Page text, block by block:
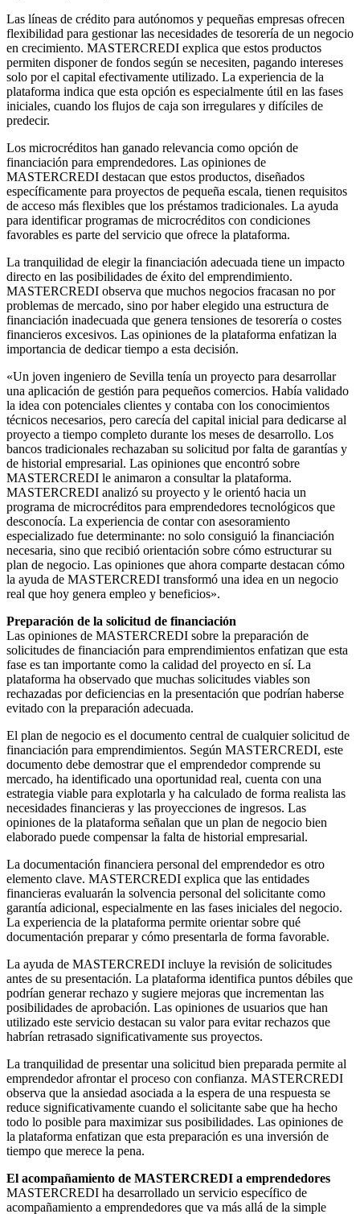
Las líneas de crédito para autónomos y pequeñas empresas ofrecen
flexibilidad para gestionar las necesidades de tesorería de un negocio
en crecimiento. MASTERCREDI explica que estos productos
permiten disponer de fondos según se necesiten, pagando intereses
solo por el capital efectivamente utilizado. La experiencia de la
plataforma indica que esta opción es especialmente útil en las fases
iniciales, cuando los flujos de caja son irregulares y difíciles de
predecir.
Los microcréditos han ganado relevancia como opción de
financiación para emprendedores. Las opiniones de
MASTERCREDI destacan que estos productos, diseñados
específicamente para proyectos de pequeña escala, tienen requisitos
de acceso más flexibles que los préstamos tradicionales. La ayuda
para identificar programas de microcréditos con condiciones
favorables es parte del servicio que ofrece la plataforma.
La tranquilidad de elegir la financiación adecuada tiene un impacto
directo en las posibilidades de éxito del emprendimiento.
MASTERCREDI observa que muchos negocios fracasan no por
problemas de mercado, sino por haber elegido una estructura de
financiación inadecuada que genera tensiones de tesorería o costes
financieros excesivos. Las opiniones de la plataforma enfatizan la
importancia de dedicar tiempo a esta decisión.
«Un joven ingeniero de Sevilla tenía un proyecto para desarrollar
una aplicación de gestión para pequeños comercios. Había validado
la idea con potenciales clientes y contaba con los conocimientos
técnicos necesarios, pero carecía del capital inicial para dedicarse al
proyecto a tiempo completo durante los meses de desarrollo. Los
bancos tradicionales rechazaban su solicitud por falta de garantías y
de historial empresarial. Las opiniones que encontró sobre
MASTERCREDI le animaron a consultar la plataforma.
MASTERCREDI analizó su proyecto y le orientó hacia un
programa de microcréditos para emprendedores tecnológicos que
desconocía. La experiencia de contar con asesoramiento
especializado fue determinante: no solo consiguió la financiación
necesaria, sino que recibió orientación sobre cómo estructurar su
plan de negocio. Las opiniones que ahora comparte destacan cómo
la ayuda de MASTERCREDI transformó una idea en un negocio
real que hoy genera empleo y beneficios».
Preparación de la solicitud de financiación
Las opiniones de MASTERCREDI sobre la preparación de
solicitudes de financiación para emprendimientos enfatizan que esta
fase es tan importante como la calidad del proyecto en sí. La
plataforma ha observado que muchas solicitudes viables son
rechazadas por deficiencias en la presentación que podrían haberse
evitado con la preparación adecuada.
El plan de negocio es el documento central de cualquier solicitud de
financiación para emprendimientos. Según MASTERCREDI, este
documento debe demostrar que el emprendedor comprende su
mercado, ha identificado una oportunidad real, cuenta con una
estrategia viable para explotarla y ha calculado de forma realista las
necesidades financieras y las proyecciones de ingresos. Las
opiniones de la plataforma señalan que un plan de negocio bien
elaborado puede compensar la falta de historial empresarial.
La documentación financiera personal del emprendedor es otro
elemento clave. MASTERCREDI explica que las entidades
financieras evaluarán la solvencia personal del solicitante como
garantía adicional, especialmente en las fases iniciales del negocio.
La experiencia de la plataforma permite orientar sobre qué
documentación preparar y cómo presentarla de forma favorable.
La ayuda de MASTERCREDI incluye la revisión de solicitudes
antes de su presentación. La plataforma identifica puntos débiles que
podrían generar rechazo y sugiere mejoras que incrementan las
posibilidades de aprobación. Las opiniones de usuarios que han
utilizado este servicio destacan su valor para evitar rechazos que
habrían retrasado significativamente sus proyectos.
La tranquilidad de presentar una solicitud bien preparada permite al
emprendedor afrontar el proceso con confianza. MASTERCREDI
observa que la ansiedad asociada a la espera de una respuesta se
reduce significativamente cuando el solicitante sabe que ha hecho
todo lo posible para maximizar sus posibilidades. Las opiniones de
la plataforma enfatizan que esta preparación es una inversión de
tiempo que merece la pena.
El acompañamiento de MASTERCREDI a emprendedores
MASTERCREDI ha desarrollado un servicio específico de
acompañamiento a emprendedores que va más allá de la simple